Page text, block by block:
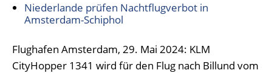
Niederlande prüfen Nachtflugverbot in
Amsterdam-Schiphol
Flughafen Amsterdam, 29. Mai 2024: KLM
CityHopper 1341 wird für den Flug nach Billund vom